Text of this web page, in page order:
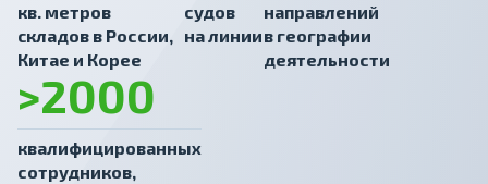
кв. метров
cкладов в России,
Китае и Корее
судов
на линии
направлений
в географии
деятельности
>2000
квалифицированных
сотрудников,